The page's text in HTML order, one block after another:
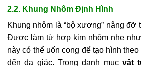
2.2. Khung Nhôm Định Hình
Khung nhôm là “bộ xương” nâng đỡ
Được làm từ hợp kim nhôm nhẹ
này có thể uốn cong để tạo hình
đến đa giác. Trong danh mục vật